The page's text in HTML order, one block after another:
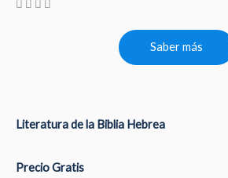
Saber más
Literatura de la Biblia Hebrea
Precio Gratis